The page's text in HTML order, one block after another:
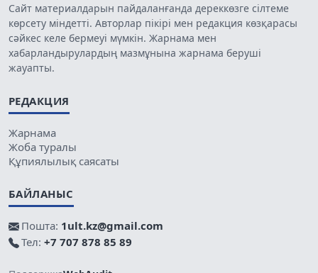
Сайт материалдарын пайдаланғанда дереккөзге сілтеме
көрсету міндетті. Авторлар пікірі мен редакция көзқарасы
сәйкес келе бермеуі мүмкін. Жарнама мен
хабарландырулардың мазмұнына жарнама беруші
жауапты.
РЕДАКЦИЯ
Жарнама
Жоба туралы
Құпиялылық саясаты
БАЙЛАНЫС
Пошта: 1ult.kz@gmail.com
Тел: +7 707 878 85 89